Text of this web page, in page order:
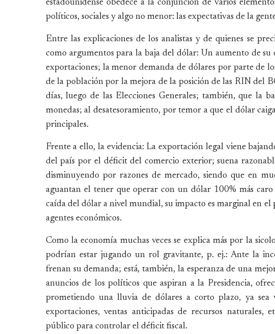
estadounidense obedece a la conjunción de varios
políticos, sociales y algo no menor: las expectativas de la
Entre las explicaciones de los analistas y de quienes se
como argumentos para la baja del dólar: Un aumento de
exportaciones; la menor demanda de dólares por parte de
de la población por la mejora de la posición de las RIN del
días, luego de las Elecciones Generales; también, que la
monedas; al desatesoramiento, por temor a que el dólar
principales.
Frente a ello, la evidencia: La exportación legal viene
del país por el déficit del comercio exterior; suena
disminuyendo por razones de mercado, siendo que en
aguantan el tener que operar con un dólar 100% más
caída del dólar a nivel mundial, su impacto es marginal en el
agentes económicos.
Como la economía muchas veces se explica más por la
podrían estar jugando un rol gravitante, p. ej.: Ante la
frenan su demanda; está, también, la esperanza de una
anuncios de los políticos que aspiran a la Presidencia,
prometiendo una lluvia de dólares a corto plazo, ya sea
exportaciones, ventas anticipadas de recursos naturales,
público para controlar el déficit fiscal.